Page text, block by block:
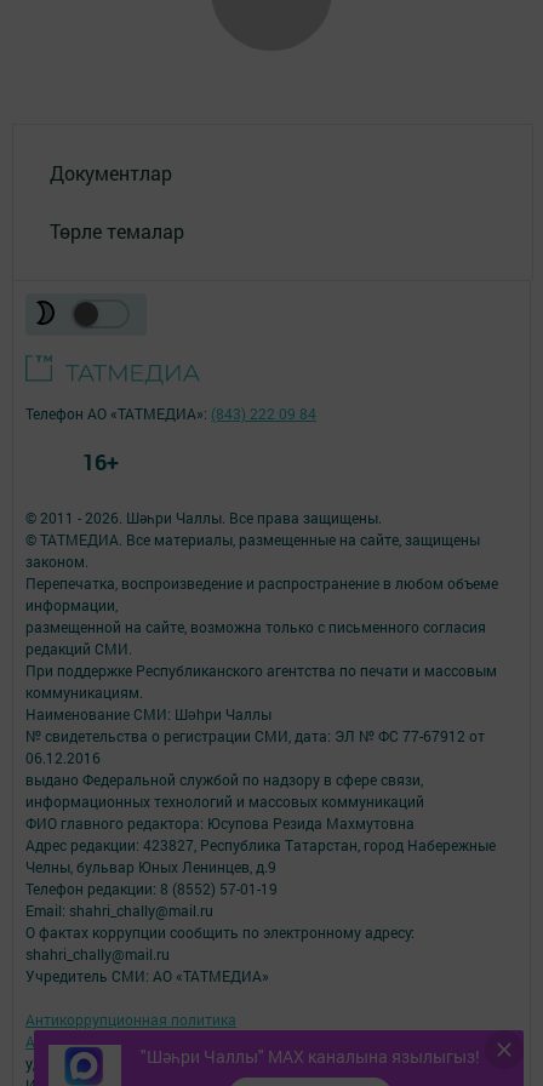
Документлар
Төрле темалар
"Шәһри Чаллы" MAX каналына язылыгыз!
© 2011 - 2026. Шәһри Чаллы. Все права защищены.
© ТАТМЕДИА. Все материалы, размещенные на сайте, защищены
законом.
Перепечатка, воспроизведение и распространение в любом объеме
информации,
размещенной на сайте, возможна только с письменного согласия
редакций СМИ.
При поддержке Республиканского агентства по печати и массовым
коммуникациям.
Наименование СМИ: Шəhри Чаллы
№ свидетельства о регистрации СМИ, дата: ЭЛ № ФС 77-67912 от
06.12.2016
выдано Федеральной службой по надзору в сфере связи,
информационных технологий и массовых коммуникаций
ФИО главного редактора: Юсупова Резида Махмутовна
Адрес редакции: 423827, Республика Татарстан, город Набережные
Челны, бульвар Юных Ленинцев, д.9
Телефон редакции: 8 (8552) 57-01-19
Email: shahri_chally@mail.ru
О фактах коррупции сообщить по электронному адресу:
shahri_chally@mail.ru
Учредитель СМИ: АО «ТАТМЕДИА»
Антикоррупционная политика
АО «ТАТМЕДИА» использует «cookie»
для персонализации сервисов и
удобства пользователей сайтом.
Телефон АО «ТАТМЕДИА»: (843) 222 09 84
16+